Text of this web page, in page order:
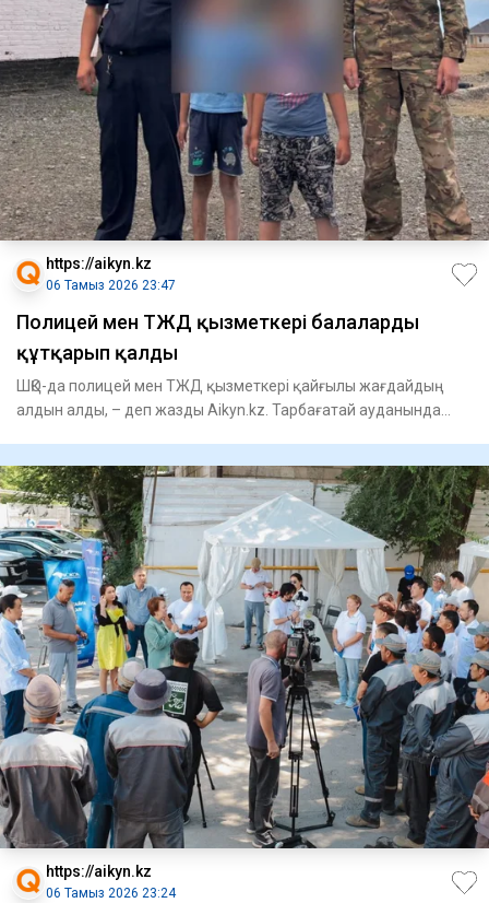
https://aikyn.kz
06 Тамыз 2026 23:47
Полицей мен ТЖД қызметкері балаларды
құтқарып қалды
ШҚО-да полицей мен ТЖД қызметкері қайғылы жағдайдың
алдын алды, – деп жазды Aikyn.kz. Тарбағатай ауданында
https://aikyn.kz
06 Тамыз 2026 23:24